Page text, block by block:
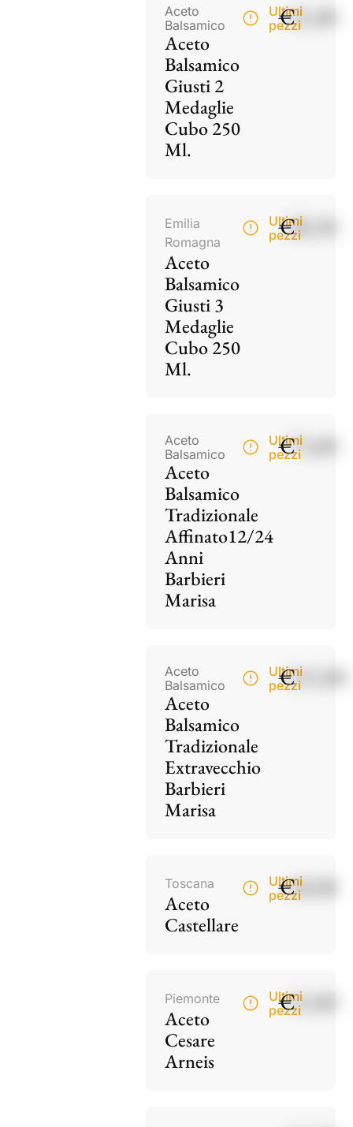
Aceto
Balsamico
Aceto
Balsamico
Giusti 2
Medaglie
Cubo 250
Ml.
Ultimi
pezzi
€21,00
Emilia
Romagna
Aceto
Balsamico
Giusti 3
Medaglie
Cubo 250
Ml.
Ultimi
pezzi
€28,50
Aceto
Balsamico
Aceto
Balsamico
Tradizionale
Affinato12/24
Anni
Barbieri
Marisa
Ultimi
pezzi
€75,00
Aceto
Balsamico
Aceto
Balsamico
Tradizionale
Extravecchio
Barbieri
Marisa
Ultimi
pezzi
€115,00
Toscana
Aceto
Castellare
Ultimi
pezzi
€18,00
Piemonte
Aceto
Cesare
Arneis
Ultimi
pezzi
€15,00